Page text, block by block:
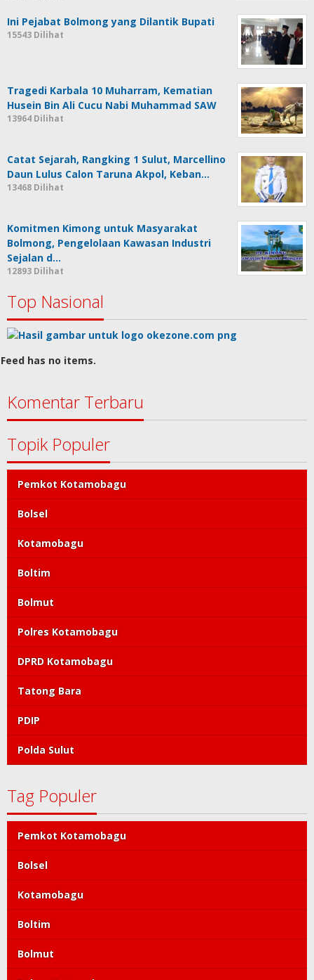
Ini Pejabat Bolmong yang Dilantik Bupati
15543 Dilihat
Tragedi Karbala 10 Muharram, Kematian
Husein Bin Ali Cucu Nabi Muhammad SAW
13964 Dilihat
Catat Sejarah, Rangking 1 Sulut, Marcellino
Daun Lulus Calon Taruna Akpol, Keban…
13468 Dilihat
Komitmen Kimong untuk Masyarakat
Bolmong, Pengelolaan Kawasan Industri
Sejalan d…
12893 Dilihat
Top Nasional
Feed has no items.
Komentar Terbaru
Topik Populer
Pemkot Kotamobagu
Bolsel
Kotamobagu
Boltim
Bolmut
Polres Kotamobagu
DPRD Kotamobagu
Tatong Bara
PDIP
Polda Sulut
Tag Populer
Pemkot Kotamobagu
Bolsel
Kotamobagu
Boltim
Bolmut